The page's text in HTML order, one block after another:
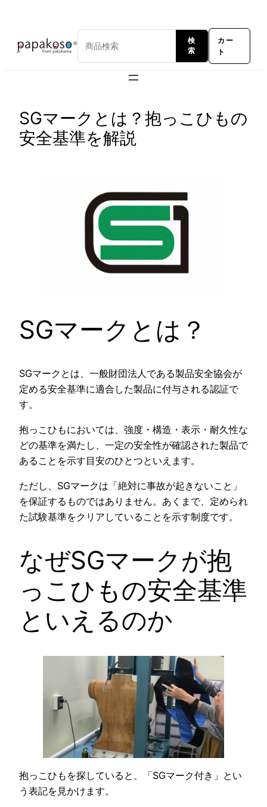
検
索
カー
ト
SGマークとは？抱っこひもの
安全基準を解説
SGマークとは？
SGマークとは、一般財団法人である製品安全協会が
定める安全基準に適合した製品に付与される認証で
す。
抱っこひもにおいては、強度・構造・表示・耐久性な
どの基準を満たし、一定の安全性が確認された製品で
あることを示す目安のひとつといえます。
ただし、SGマークは「絶対に事故が起きないこと」
を保証するものではありません。あくまで、定められ
た試験基準をクリアしていることを示す制度です。
なぜSGマークが抱
っこひもの安全基準
といえるのか
抱っこひもを探していると、「SGマーク付き」とい
う表記を見かけます。